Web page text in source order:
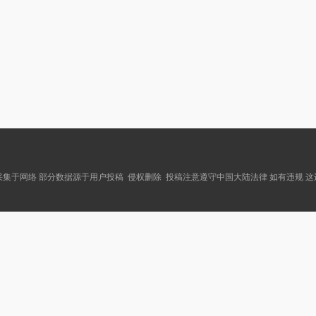
集于网络 部分数据源于用户投稿 侵权删除 投稿注意遵守中国大陆法律 如有违规 这